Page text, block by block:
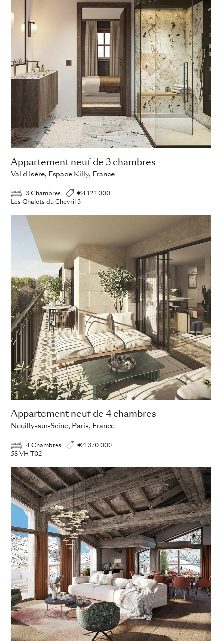
Appartement neuf de 3 chambres
Val d'Isère, Espace Killy, France
3 Chambres
€4 122 000
Les Chalets du Chevril 3
Appartement neuf de 4 chambres
Neuilly-sur-Seine, Paris, France
4 Chambres
€4 370 000
58 VH T02